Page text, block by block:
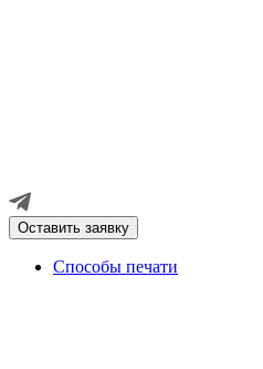
Оставить заявку
Способы печати